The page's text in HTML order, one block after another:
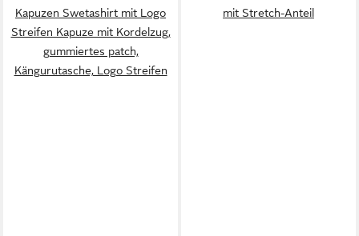
Kapuzen Swetashirt mit Logo
Streifen Kapuze mit Kordelzug,
gummiertes patch,
Kängurutasche, Logo Streifen
mit Stretch-Anteil